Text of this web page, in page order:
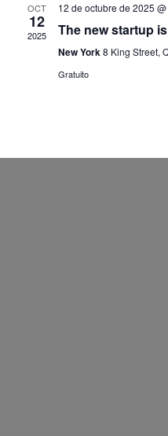
OCT
12
2025
12 de octubre de 2025
The new startup
New York8 King Street,
Gratuito